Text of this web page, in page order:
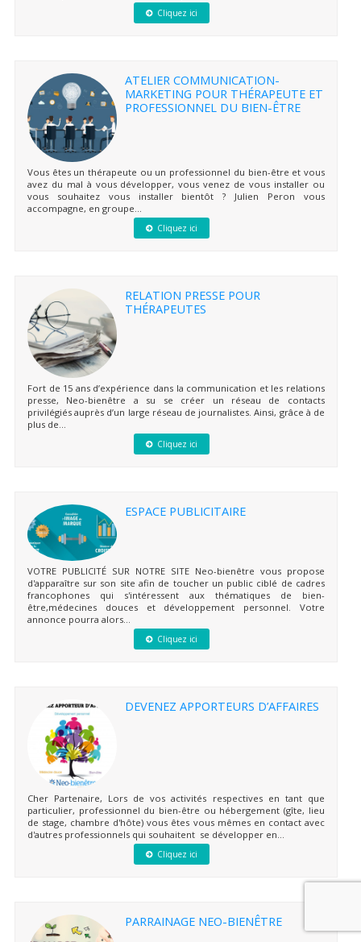
Cliquez ici
ATELIER COMMUNICATION-
MARKETING POUR THÉRAPEUTE ET
PROFESSIONNEL DU BIEN-ÊTRE
Vous êtes un thérapeute ou un professionnel du bien-être et vous
avez du mal à vous développer, vous venez de vous installer ou
vous souhaitez vous installer bientôt ? Julien Peron vous
accompagne, en groupe...
Cliquez ici
RELATION PRESSE POUR
THÉRAPEUTES
Fort de 15 ans d’expérience dans la communication et les relations
presse, Neo-bienêtre a su se créer un réseau de contacts
privilégiés auprès d’un large réseau de journalistes. Ainsi, grâce à de
plus de...
Cliquez ici
ESPACE PUBLICITAIRE
VOTRE PUBLICITÉ SUR NOTRE SITE Neo-bienêtre vous propose
d'apparaître sur son site afin de toucher un public ciblé de cadres
francophones qui s'intéressent aux thématiques de bien-
être,médecines douces et développement personnel. Votre
annonce pourra alors...
Cliquez ici
DEVENEZ APPORTEURS D’AFFAIRES
Cher Partenaire, Lors de vos activités respectives en tant que
particulier, professionnel du bien-être ou hébergement (gîte, lieu
de stage, chambre d'hôte) vous êtes vous mêmes en contact avec
d'autres professionnels qui souhaitent se développer en...
Cliquez ici
PARRAINAGE NEO-BIENÊTRE